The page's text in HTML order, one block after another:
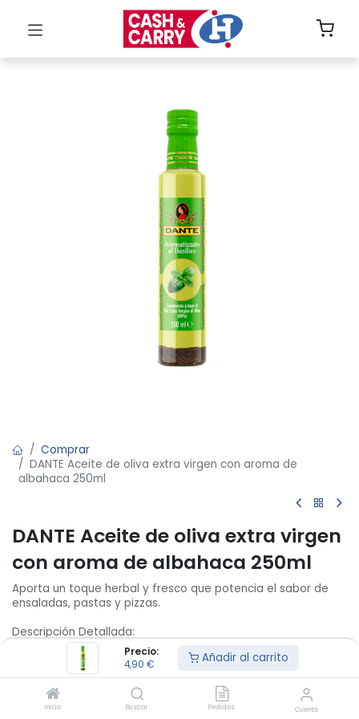
Precio:
4,90 € Añadir al carrito
Inicio Buscar Pedidos Cuenta
Comprar
DANTE Aceite de oliva extra virgen con aroma de
albahaca 250ml
DANTE Aceite de oliva extra virgen
con aroma de albahaca 250ml
Aporta un toque herbal y fresco que potencia el sabor de
ensaladas, pastas y pizzas.
Descripción Detallada:
• <b>Ingredientes</b>: Aceite de oliva extra virgen (98%),
albahaca deshidratada (1%) y aroma natural de la albahaca
• Volumen Neto: 250ml